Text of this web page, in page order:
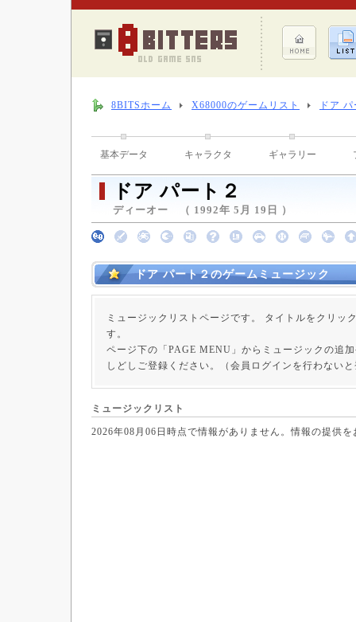
8BITSホーム X68000のゲームリスト ドア
基本データ キャラクタ ギャラリー
ドア パート２
ディーオー （ 1992年 5月 19日 ）
ドア パート２のゲームミュージック
ミュージックリストページです。 タイトルをクリッ
す。
ページ下の「PAGE MENU」からミュージックの追
しどしご登録ください。（会員ログインを行わない
ミュージックリスト
2026年08月06日時点で情報がありません。情報の提供